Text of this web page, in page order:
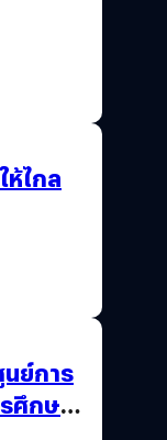
ห้ไกล
นย์การ
ศึกษา